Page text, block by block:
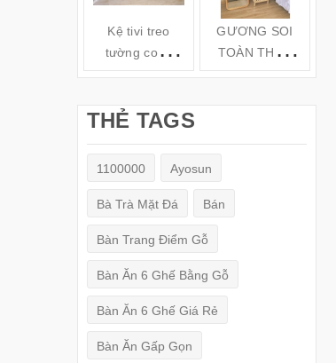
Kệ tivi treo
tường cong
hiện đại( 160-
TV78
GƯƠNG SOI
TOÀN THÂN
ĐỨNG KHUNG
THẺ TAGS
1100000 Ayosun
Bà Trà Mặt Đá Bán
Bàn Trang Điểm Gỗ
Bàn Ăn 6 Ghế Bằng Gỗ
Bàn Ăn 6 Ghế Giá Rẻ
Bàn Ăn Gấp Gọn